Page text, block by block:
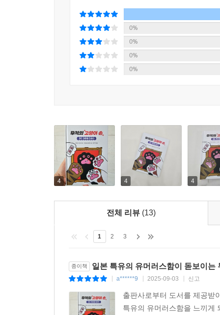
0%
0%
0%
0%
4 4 4
전체 리뷰 (13)
1 2 3
종이책 일본 특유의 유머러스함이 돋보이는
a******9 2025-09-03 신고
출판사로부터 도서를 제공받
특유의 유머러스함을 느끼게